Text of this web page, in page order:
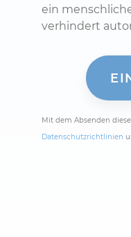
ein
verhindert
Mit dem Absenden
Datenschutzrichtlinien